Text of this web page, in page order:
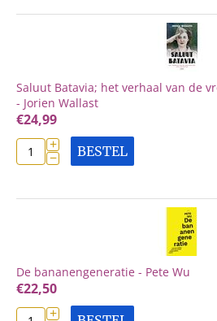
Saluut Batavia; het verhaal van de
- Jorien Wallast
€24,99
+
− BESTEL
De bananengeneratie - Pete Wu
€22,50
+